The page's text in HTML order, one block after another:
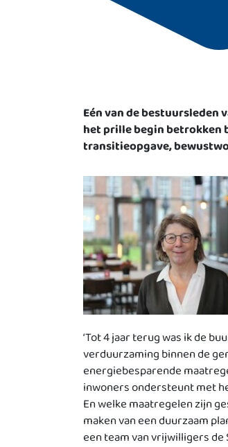
Eén van de bestuursleden
het prille begin betrokken
transitieopgave,
‘Tot 4 jaar terug was ik de
verduurzaming binnen de
energiebesparende
inwoners ondersteunt met
En welke maatregelen zijn
maken van een duurzaam
een team van vrijwilligers de